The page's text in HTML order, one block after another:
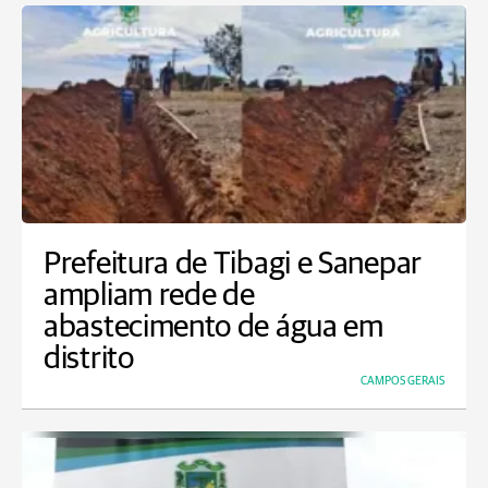
Prefeitura de Tibagi e Sanepar
ampliam rede de
abastecimento de água em
distrito
CAMPOS GERAIS